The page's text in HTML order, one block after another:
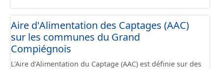
sont désaffectées mais sont toujours physiquement
présentes sur le terrain.
Aire d'Alimentation des Captages (AAC)
sur les communes du Grand
Compiégnois
L'Aire d’Alimentation du Captage (AAC) est définie sur des